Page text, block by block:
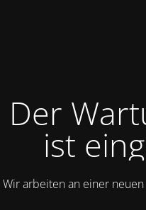
Der
ist
Wir arbeiten an einer neuen